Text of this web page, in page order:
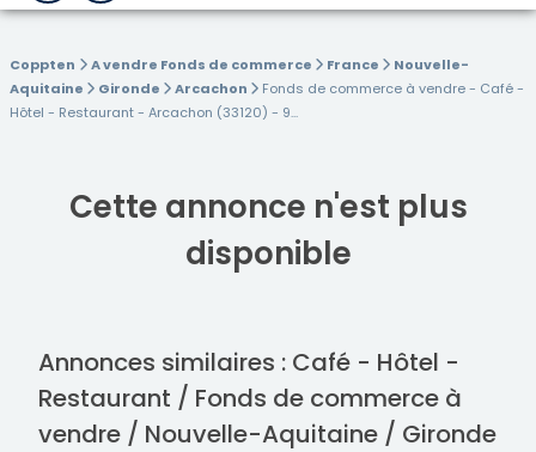
Coppten A vendre Fonds de commerce France
Nouvelle-
Aquitaine
Gironde Arcachon
Fonds de commerce à vendre - Café -
Hôtel - Restaurant - Arcachon (33120) - 9...
Cette annonce n'est plus
disponible
Annonces similaires : Café - Hôtel -
Restaurant / Fonds de commerce à
vendre / Nouvelle-Aquitaine / Gironde